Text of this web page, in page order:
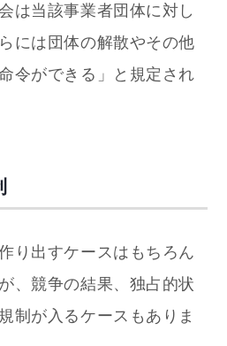
は当該事業者団体に対し
には団体の解散やその他
令ができる」と規定され
り出すケースはもちろん
、競争の結果、独占的状
制が入るケースもありま